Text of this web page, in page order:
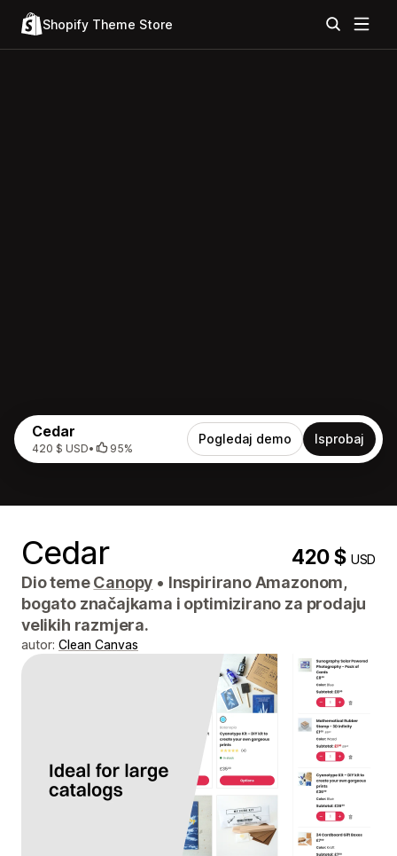
Shopify Theme Store
Cedar
420 $ USD• 95%
Pogledaj demo Isprobaj
Cedar 420 $USD
Dio temeCanopy • Inspirirano Amazonom,
bogato značajkama i optimizirano za prodaju
velikih razmjera.
autor: Clean Canvas